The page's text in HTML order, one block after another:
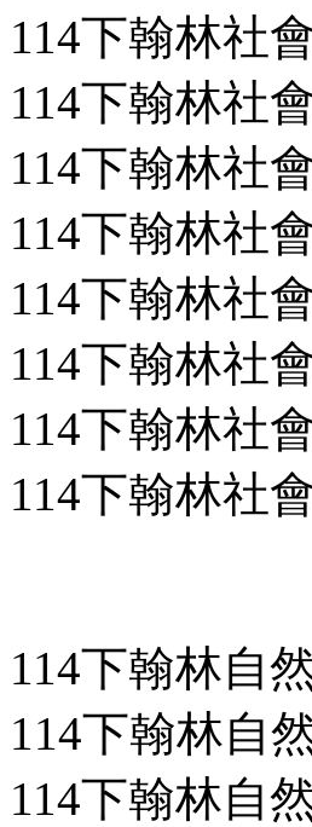
114下翰林社
114下翰林社
114下翰林社
114下翰林社
114下翰林社
114下翰林社
114下翰林社
114下翰林社
114下翰林自
114下翰林自
114下翰林自